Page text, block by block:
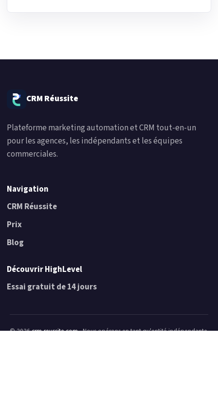
CRM Réussite
Plateforme marketing automation et CRM tout-en-un
pour les agences, les indépendants et les équipes
commerciales.
Navigation
CRM Réussite
Prix
Blog
Découvrir HighLevel
Essai gratuit de 14 jours
© 2026crm-reussite.com- Nous opérons en tant qu'entité indépendante